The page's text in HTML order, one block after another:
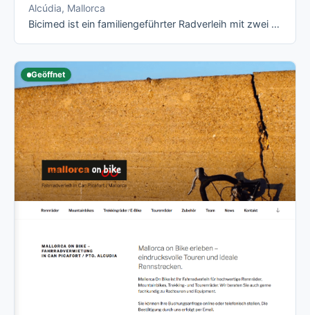
Alcúdia, Mallorca
Bicimed ist ein familiengeführter Radverleih mit zwei Stationen auf Mallorca: dem ursprünglichen Standort in Alcúdia (Experience Center) und …
Geöffnet